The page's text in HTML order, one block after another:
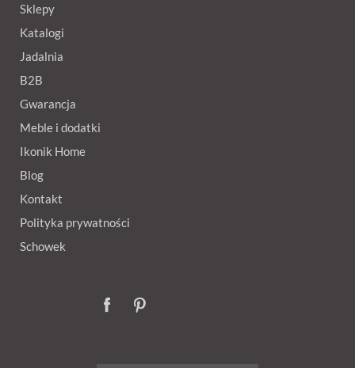
Sklepy
Katalogi
Jadalnia
B2B
Gwarancja
Meble i dodatki
Ikonik Home
Blog
Kontakt
Polityka prywatności
Schowek